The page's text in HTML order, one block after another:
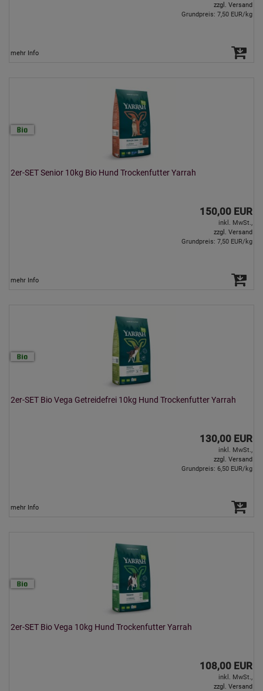
zzgl. Versand
Grundpreis: 7,50 EUR/kg
mehr Info
2er-SET Senior 10kg Bio Hund Trockenfutter Yarrah
150,00 EUR
inkl. MwSt.,
zzgl. Versand
Grundpreis: 7,50 EUR/kg
mehr Info
2er-SET Bio Vega Getreidefrei 10kg Hund Trockenfutter Yarrah
130,00 EUR
inkl. MwSt.,
zzgl. Versand
Grundpreis: 6,50 EUR/kg
mehr Info
2er-SET Bio Vega 10kg Hund Trockenfutter Yarrah
108,00 EUR
inkl. MwSt.,
zzgl. Versand